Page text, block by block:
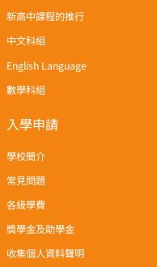
新高中課程的推行
中文科組
English Language
數學科組
入學申請
學校簡介
常見問題
各級學費
獎學金及助學金
收集個人資料聲明